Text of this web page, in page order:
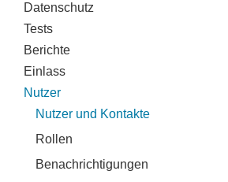
Datenschutz
Tests
Berichte
Einlass
Nutzer
Nutzer und Kontakte
Rollen
Benachrichtigungen